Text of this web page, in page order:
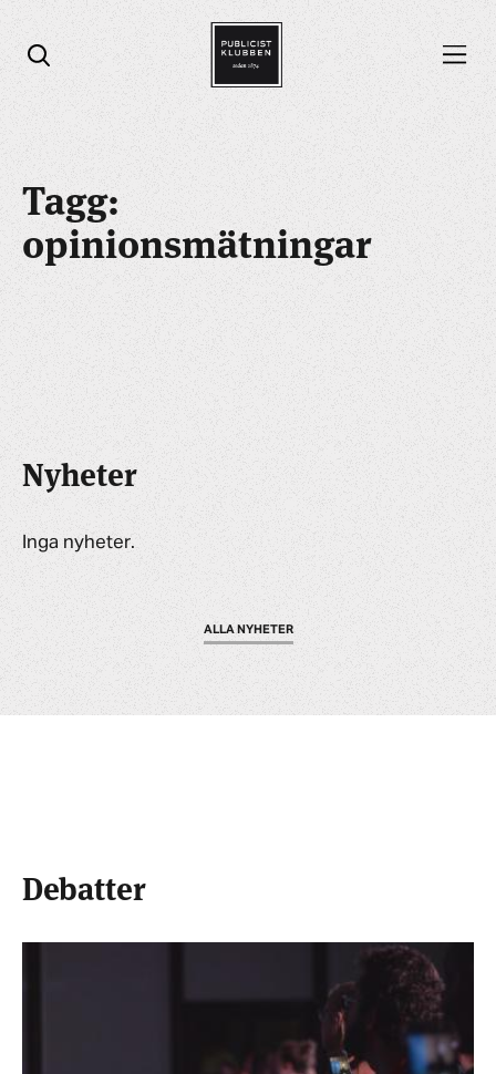
Öppna sök
Öppna menyn
Tagg:
opinionsmätningar
Nyheter
Inga nyheter.
ALLA NYHETER
Debatter